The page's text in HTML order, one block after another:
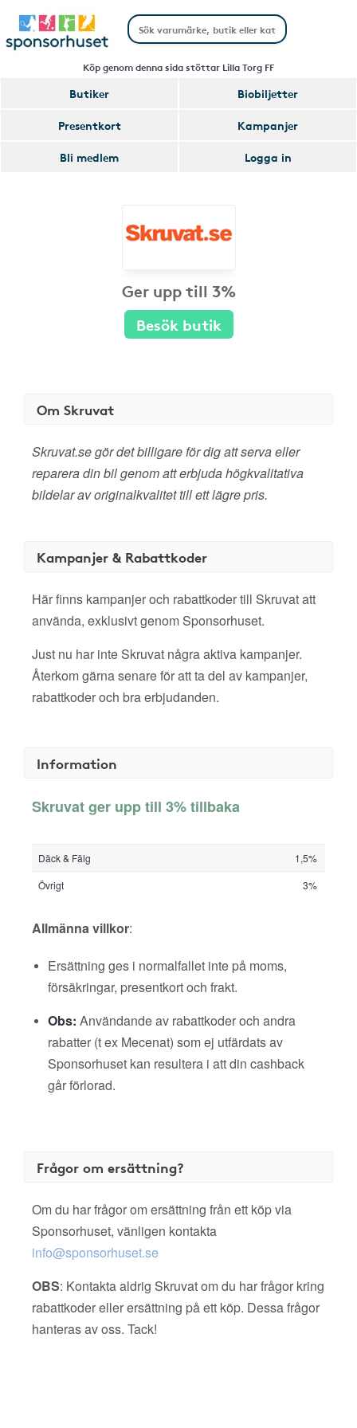
Köp genom denna sida stöttar Lilla Torg FF
Butiker
Biobiljetter
Presentkort
Kampanjer
Bli medlem
Logga in
Ger upp till 3%
Besök butik
Om Skruvat
Skruvat.se gör det billigare för dig att serva eller
reparera din bil genom att erbjuda högkvalitativa
bildelar av originalkvalitet till ett lägre pris.
Kampanjer & Rabattkoder
Här finns kampanjer och rabattkoder till Skruvat att
använda, exklusivt genom Sponsorhuset.
Just nu har inte Skruvat några aktiva kampanjer.
Återkom gärna senare för att ta del av kampanjer,
rabattkoder och bra erbjudanden.
Information
Skruvat ger upp till 3% tillbaka
Däck & Fälg
1,5%
Övrigt
3%
Allmänna villkor:
Ersättning ges i normalfallet inte på moms,
försäkringar, presentkort och frakt.
Obs: Användande av rabattkoder och andra
rabatter (t ex Mecenat) som ej utfärdats av
Sponsorhuset kan resultera i att din cashback
går förlorad.
Frågor om ersättning?
Om du har frågor om ersättning från ett köp via
Sponsorhuset, vänligen kontakta
info@sponsorhuset.se
OBS: Kontakta aldrig Skruvat om du har frågor kring
rabattkoder eller ersättning på ett köp. Dessa frågor
hanteras av oss. Tack!